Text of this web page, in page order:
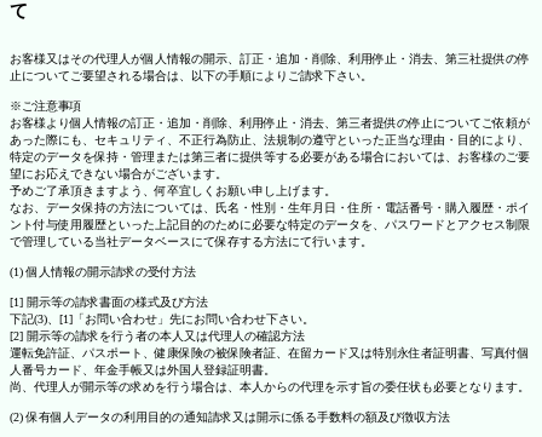
て
お客様又はその代理人が個人情報の開示、訂正・追加・削除、利用停止・消去、第三社提供の停
止についてご要望される場合は、以下の手順によりご請求下さい。
※ご注意事項
お客様より個人情報の訂正・追加・削除、利用停止・消去、第三者提供の停止についてご依頼が
あった際にも、セキュリティ、不正行為防止、法規制の遵守といった正当な理由・目的により、
特定のデータを保持・管理または第三者に提供等する必要がある場合においては、お客様のご要
望にお応えできない場合がございます。
予めご了承頂きますよう、何卒宜しくお願い申し上げます。
なお、データ保持の方法については、氏名・性別・生年月日・住所・電話番号・購入履歴・ポイ
ント付与使用履歴といった上記目的のために必要な特定のデータを、パスワードとアクセス制限
で管理している当社データベースにて保存する方法にて行います。
(1) 個人情報の開示請求の受付方法
[1] 開示等の請求書面の様式及び方法
下記(3)、[1]「お問い合わせ」先にお問い合わせ下さい。
[2] 開示等の請求を行う者の本人又は代理人の確認方法
運転免許証、パスポート、健康保険の被保険者証、在留カード又は特別永住者証明書、写真付個
人番号カード、年金手帳又は外国人登録証明書。
尚、代理人が開示等の求めを行う場合は、本人からの代理を示す旨の委任状も必要となります。
(2) 保有個人データの利用目的の通知請求又は開示に係る手数料の額及び徴収方法